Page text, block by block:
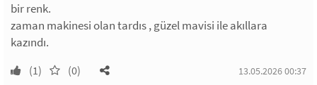
bir renk.
zaman makinesi olan tardıs , güzel mavisi ile akıllara
kazındı.
(1) (0) 13.05.2026 00:37